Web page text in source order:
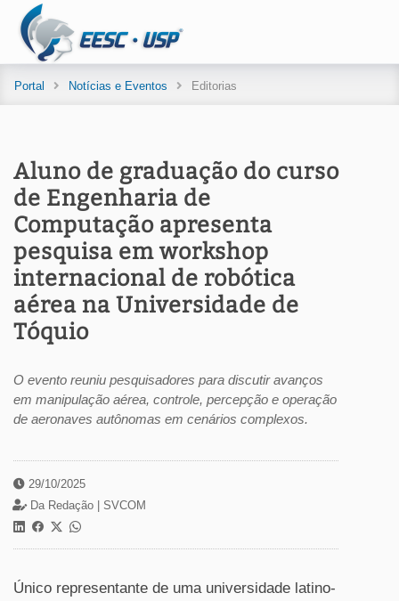
Portal Notícias e Eventos Editorias
Aluno de graduação do curso
de Engenharia de
Computação apresenta
pesquisa em workshop
internacional de robótica
aérea na Universidade de
Tóquio
O evento reuniu pesquisadores para discutir avanços
em manipulação aérea, controle, percepção e operação
de aeronaves autônomas em cenários complexos.
29/10/2025
Da Redação | SVCOM
Único representante de uma universidade latino-